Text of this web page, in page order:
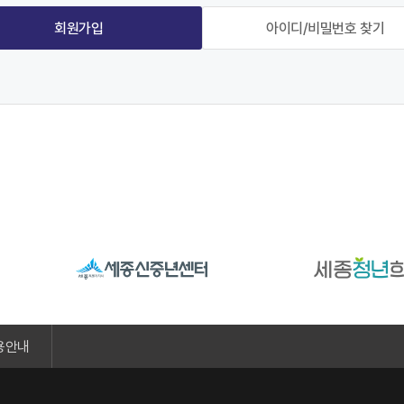
회원가입 아이디/비밀번호 찾기
안내